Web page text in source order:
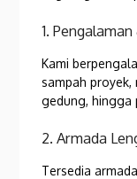
1.
Kami
sampah proyek,
gedung, hingga
2. Armada
Tersedia